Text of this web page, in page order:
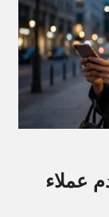
عملاء